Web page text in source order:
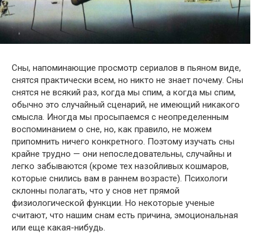
Сны, напоминающие просмотр сериалов в пьяном виде,
снятся практически всем, но никто не знает почему. Сны
снятся не всякий раз, когда мы спим, а когда мы спим,
обычно это случайный сценарий, не имеющий никакого
смысла. Иногда мы просыпаемся с неопределенным
воспоминанием о сне, но, как правило, не можем
припомнить ничего конкретного. Поэтому изучать сны
крайне трудно — они непоследовательны, случайны и
легко забываются (кроме тех назойливых кошмаров,
которые снились вам в раннем возрасте). Психологи
склонны полагать, что у снов нет прямой
физиологической функции. Но некоторые ученые
считают, что нашим снам есть причина, эмоциональная
или еще какая-нибудь.